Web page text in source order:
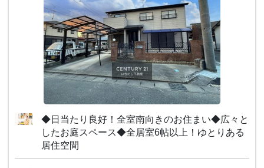
◆日当たり良好！全室南向きのお住まい◆広々と
したお庭スペース◆全居室6帖以上！ゆとりある
居住空間